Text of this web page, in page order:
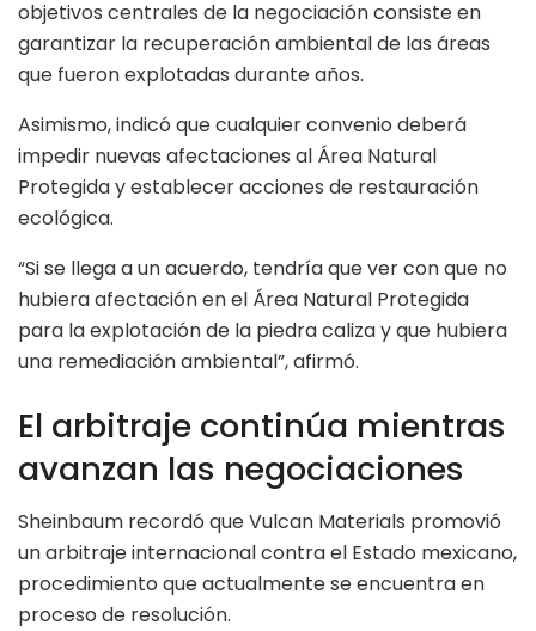
objetivos centrales de la negociación consiste en
garantizar la recuperación ambiental de las áreas
que fueron explotadas durante años.
Asimismo, indicó que cualquier convenio deberá
impedir nuevas afectaciones al Área Natural
Protegida y establecer acciones de restauración
ecológica.
“Si se llega a un acuerdo, tendría que ver con que no
hubiera afectación en el Área Natural Protegida
para la explotación de la piedra caliza y que hubiera
una remediación ambiental”, afirmó.
El arbitraje continúa mientras
avanzan las negociaciones
Sheinbaum recordó que Vulcan Materials promovió
un arbitraje internacional contra el Estado mexicano,
procedimiento que actualmente se encuentra en
proceso de resolución.